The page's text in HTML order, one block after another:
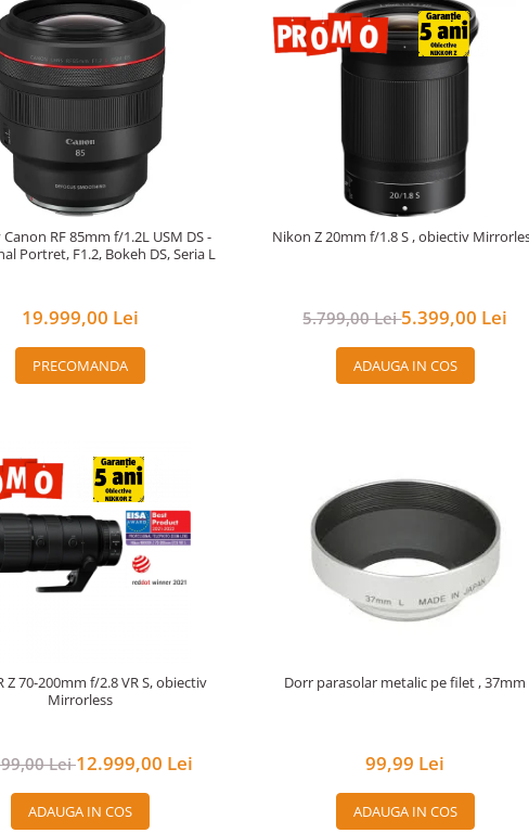
RF 85mm f/1.2L USM DS -
Portret, F1.2, Bokeh DS, Seria L
19.999,00 Lei
PRECOMANDA
Nikon Z 20mm f/1.8 S , obiectiv
5.799,00 Lei5.399,00 Lei
ADAUGA IN COS
Z 70-200mm f/2.8 VR S, obiectiv
Mirrorless
Lei12.999,00 Lei
ADAUGA IN COS
Dorr parasolar metalic pe filet , 37mm
99,99 Lei
ADAUGA IN COS